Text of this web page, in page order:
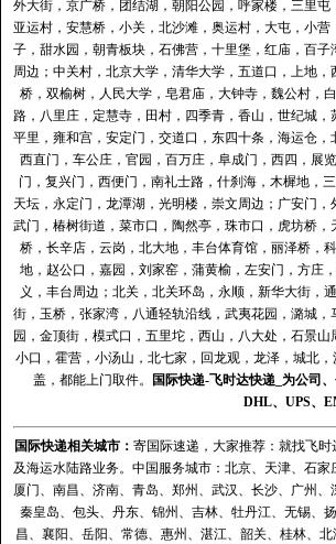
外大街，京广桥，团结湖，朝阳公园，呼家楼，三里
亚运村，安慧桥，小关，北沙滩，奥运村，大屯，小
子，甜水园，朝青板块，石佛营，十里堡，红庙，百
周边；中关村，北京大学，清华大学，五道口，上地
桥，双榆树，人民大学，皂君庙，大钟寺，魏公村，
路，八里庄，定慧寺，田村，四季青，香山，世纪城
平里，雍和宫，安定门，交道口，东四十条，海运仓
西直门，车公庄，官园，百万庄，阜成门，西四，展
门，复兴门，西便门，南礼士路，什刹海，木樨地，
天坛，永定门，龙潭湖，光明楼，崇文周边；广安门
武门，椿树街道，菜市口，陶然亭，珠市口，虎坊桥
桥，长辛店，云岗，北大地，丰台体育馆，丽泽桥，
地，赵公口，嘉园，刘家窑，蒲黄榆，左安门，方庄
义，丰台周边；北关，北关环岛，永顺，新华大街，
街，玉桥，张家湾，八通轻轨沿线，武夷花园，潞城
园，金顶街，模式口，五里坨，西山，八大处，石景
小口，霍营，小汤山，北七家，回龙观，龙泽，城北
盖，都能上门取件。
国际快递-飞时达快递_为公司
DHL、 UPS、
国际快递相关城市： 寄国际速递，大家推荐：就找飞
及海运水陆路业务。中国服务城市：北京、天津、石
厦门、南昌、济南、青岛、郑州、武汉、长沙、广州
秦皇岛、包头、丹东、锦州、吉林、牡丹江、无锡、
昌、襄阳、岳阳、常德、惠州、湛江、韶关、桂林、